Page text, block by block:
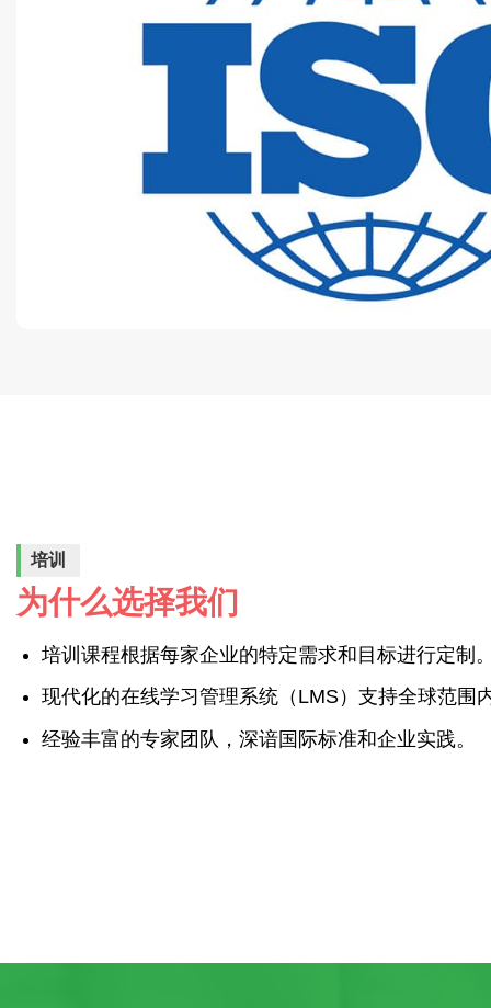
培训
为什么选择我们
培训课程根据每家企业的特定需求和目标进行定制
现代化的在线学习管理系统（LMS）支持全球范围
经验丰富的专家团队，深谙国际标准和企业实践。